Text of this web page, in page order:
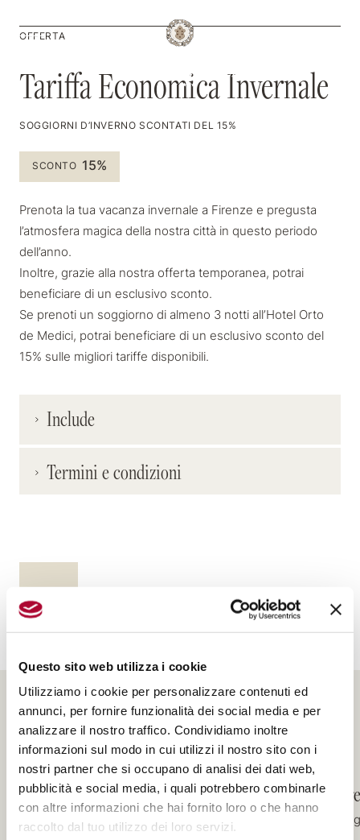
Questo sito web utilizza i cookie
Utilizziamo i cookie per personalizzare contenuti ed
annunci, per fornire funzionalità dei social media e per
analizzare il nostro traffico. Condividiamo inoltre
informazioni sul modo in cui utilizzi il nostro sito con i
nostri partner che si occupano di analisi dei dati web,
pubblicità e social media, i quali potrebbero combinarle
con altre informazioni che hai fornito loro o che hanno
raccolto dal tuo utilizzo dei loro servizi.
OFFERTA
Tariffa Economica Invernale
Tariffa Economica Invernale
SOGGIORNI D’INVERNO SCONTATI DEL 15%
SCONTO 15%
Prenota la tua vacanza invernale a Firenze e pregusta
l’atmosfera magica della nostra città in questo periodo
dell’anno.
Inoltre, grazie alla nostra offerta temporanea, potrai
beneficiare di un esclusivo sconto.
Se prenoti un soggiorno di almeno 3 notti all’Hotel Orto
de Medici, potrai beneficiare di un esclusivo sconto del
15% sulle migliori tariffe disponibili.
Include
Soggiorno di 3 o più notti
Annunziata
Termini e condizioni
Prenota ora
Le altre esclusive proposte
Le altre esclusive proposte
SCONTO
9%
Early Booking
Prenota in anticipo e risparmia